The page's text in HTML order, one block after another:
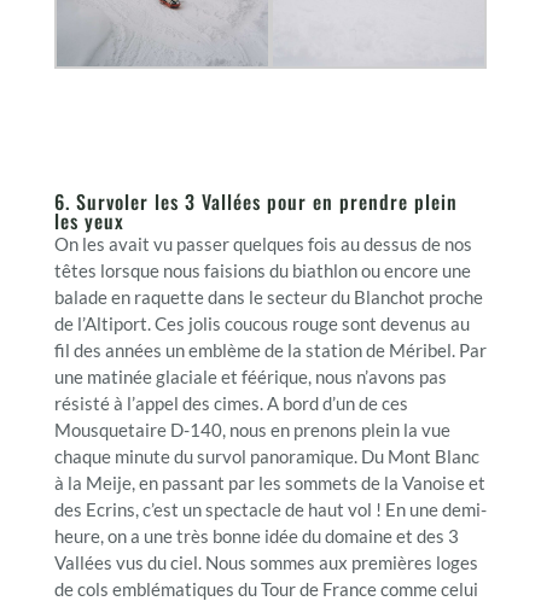
6. Survoler les 3 Vallées pour en prendre plein
les yeux
On les avait vu passer quelques fois au dessus de nos
têtes lorsque nous faisions du biathlon ou encore une
balade en raquette dans le secteur du Blanchot proche
de l’Altiport. Ces jolis coucous rouge sont devenus au
fil des années un emblème de la station de Méribel. Par
une matinée glaciale et féérique, nous n’avons pas
résisté à l’appel des cimes. A bord d’un de ces
Mousquetaire D-140, nous en prenons plein la vue
chaque minute du survol panoramique. Du Mont Blanc
à la Meije, en passant par les sommets de la Vanoise et
des Ecrins, c’est un spectacle de haut vol ! En une demi-
heure, on a une très bonne idée du domaine et des 3
Vallées vus du ciel. Nous sommes aux premières loges
de cols emblématiques du Tour de France comme celui